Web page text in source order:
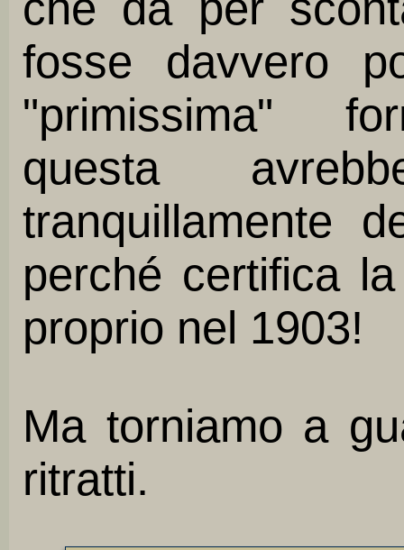
fosse davvero
"primissima"
questa
tranquillamente
perché certifica
proprio nel 1903!
Ma torniamo a
ritratti.